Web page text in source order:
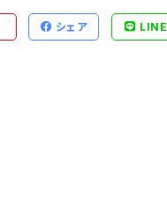
シェア LINE